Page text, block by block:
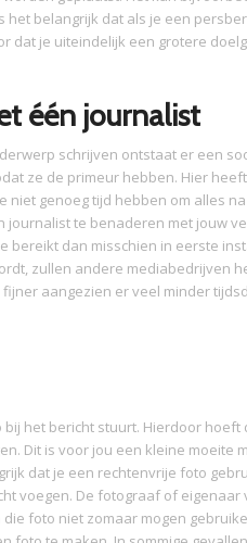
het belangrijk dat als je een
dat je uiteindelijk een grotere
één journalist
schrijven ontstaat er een
ze de primeur hebben. Hier
genoeg tijd hebben om alles
journalist te benaderen met jouw
bereikt dan misschien in eerste
zullen andere mediabedrijven
aangezien er veel minder
het bericht stuurt. Hierdoor
Dit is voor jou een kleine moeite
dat je een rechtenvrije foto
voegen. De fotograaf of
foto niet zomaar mogen